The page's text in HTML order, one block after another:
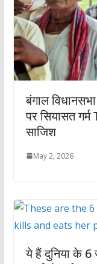
बंगाल
पर सियासत
साजिश
May 2, 2026
ये हैं दुनिया के 6